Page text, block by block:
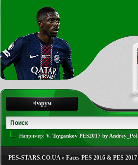
Форум
Например: V. Tsygankov PES2017 by Andrey_Pol
PES-STARS.CO.UA» Faces PES 2016 & PES 2017